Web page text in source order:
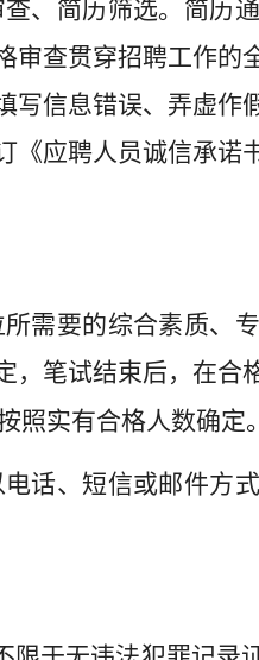
、简历筛选。简历
查贯穿招聘工作的
信息错误、弄虚作
应聘人员诚信承
需要的综合素质、
笔试结束后，在合
照实有合格人数确定
话、短信或邮件方